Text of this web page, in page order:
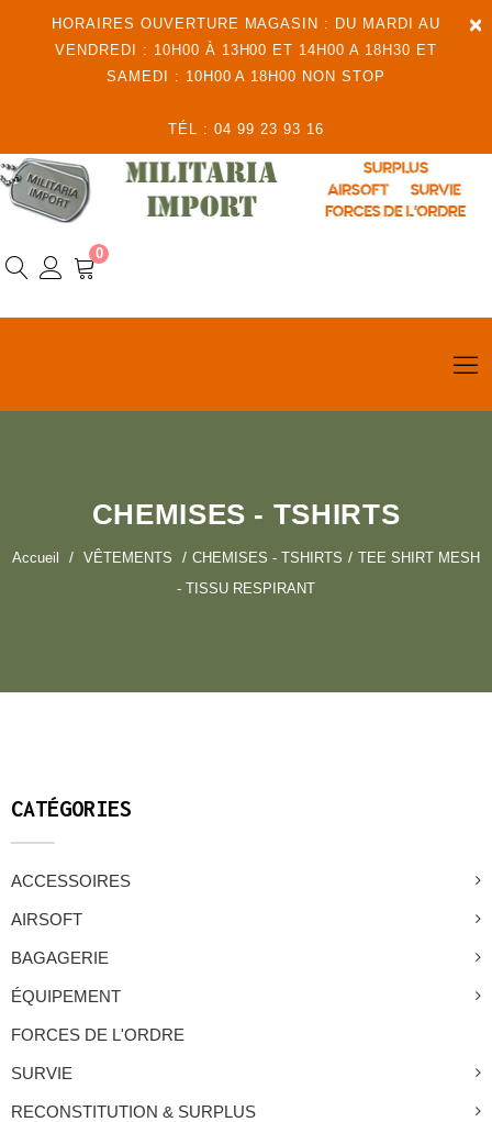
×
HORAIRES OUVERTURE MAGASIN : DU MARDI AU
VENDREDI : 10H00 À 13H00 ET 14H00 A 18H30 ET
SAMEDI : 10H00 A 18H00 NON STOP
TÉL : 04 99 23 93 16
0
CHEMISES - TSHIRTS
Accueil VÊTEMENTS CHEMISES - TSHIRTS
TEE SHIRT MESH
- TISSU RESPIRANT
CATÉGORIES
ACCESSOIRES
AIRSOFT
BAGAGERIE
ÉQUIPEMENT
FORCES DE L'ORDRE
SURVIE
RECONSTITUTION & SURPLUS